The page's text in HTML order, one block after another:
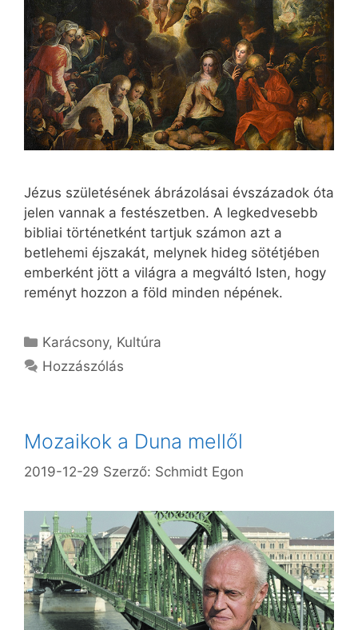
Jézus születésének ábrázolásai évszázadok óta
jelen vannak a festészetben. A legkedvesebb
bibliai történetként tartjuk számon azt a
betlehemi éjszakát, melynek hideg sötétjében
emberként jött a világra a megváltó Isten, hogy
reményt hozzon a föld minden népének.
Kategória
Karácsony, Kultúra
Hozzászólás
Mozaikok a Duna mellől
2019-12-29 Szerző: Schmidt Egon